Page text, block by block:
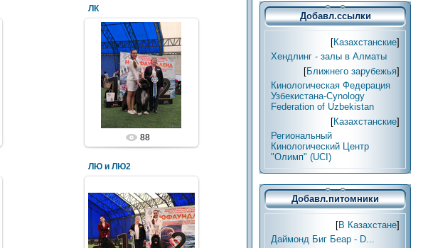
ЛК
88
ЛЮ и ЛЮ2
Добавл.ссылки
[Казахстанские]
Хендлинг - залы в Алматы
[Ближнего зарубежья]
Кинологическая Федерация
Узбекистана-Cynology
Federation of Uzbekistan
[Казахстанские]
Региональный
Кинологический Центр
"Олимп" (UCI)
Добавл.питомники
[В Казахстане]
Даймонд Биг Беар - D...